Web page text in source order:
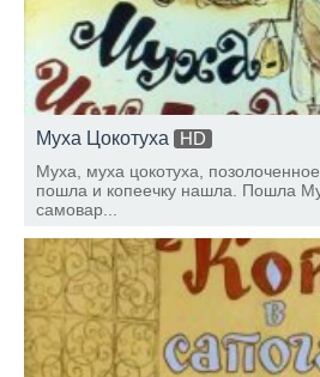
Муха Цокотуха
HD
Муха, муха цокотуха,
пошла и копеечку нашла. Пошла
самовар...